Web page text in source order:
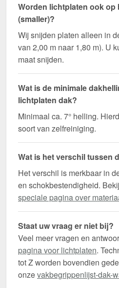
Worden lichtplaten ook op
(smaller)?
Wij snijden platen alleen in
van 2,00 m naar 1,80 m). U
maat snijden.
Wat is de minimale
lichtplaten dak?
Minimaal ca. 7° helling.
soort van zelfreiniging.
Wat is het verschil tussen
Het verschil is merkbaar in
en schokbestendigheid.
speciale pagina over
Staat uw vraag er niet bij?
Veel meer vragen en
pagina voor lichtplaten.
tot Z worden bovendien
onzevakbegrippenlijst-dak-